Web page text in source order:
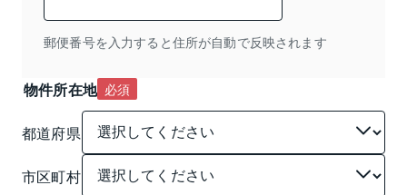
郵便番号を入力すると住所が自動で反映されます
物件所在地 必須
都道府県
市区町村